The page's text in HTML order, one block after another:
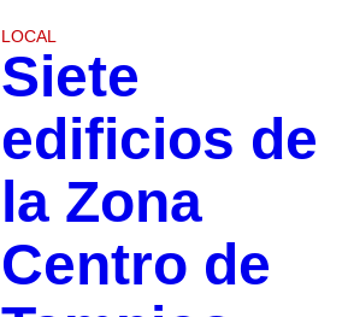
LOCAL
Siete
edificios de
la Zona
Centro de